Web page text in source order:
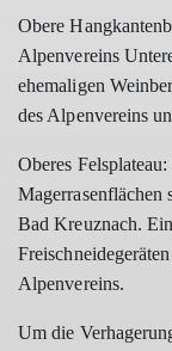
Obere
Alpenvereins
ehemaligen
des Alpenvereins
Oberes
Magerrasenflächen
Bad Kreuznach.
Alpenvereins.
Um die